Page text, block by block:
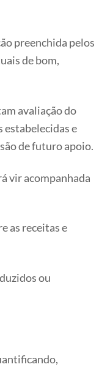
preenchida pelos
de bom,
avaliação do
estabelecidas e
de futuro apoio.
vir acompanhada
as receitas e
ou